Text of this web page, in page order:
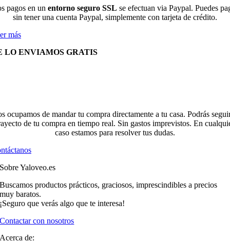
pagos en un entorno seguro SSL se efectuan via Paypal. Puedes
sin tener una cuenta Paypal, simplemente con tarjeta de crédito.
más
LO ENVIAMOS GRATIS
ocupamos de mandar tu compra directamente a tu casa. Podrás
de tu compra en tiempo real. Sin gastos imprevistos. En
caso estamos para resolver tus dudas.
Sobre Yaloveo.es
Buscamos productos prácticos, graciosos, imprescindibles a precios
muy baratos.
¡Seguro que verás algo que te interesa!
Contactar con nosotros
Acerca de: